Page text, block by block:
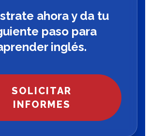
ahora y da tu
paso para
inglés.
SOLICITAR
INFORMES